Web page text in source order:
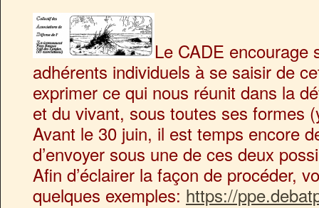
Le CADE encourage
adhérents individuels à se saisir de
exprimer ce qui nous réunit dans la
et du vivant, sous toutes ses formes
Avant le 30 juin, il est temps encore
d’envoyer sous une de ces deux
Afin d’éclairer la façon de procéder,
quelques exemples: https://